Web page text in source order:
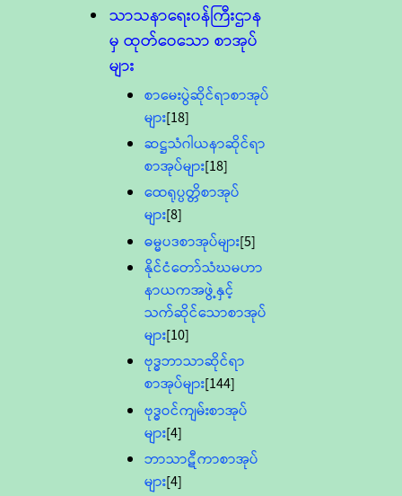
သာသနာရေး၀န်ကြီးဌာန
မှ ထုတ်ဝေသော စာအုပ်
များ
စာမေးပွဲဆိုင်ရာစာအုပ်
များ[18]
ဆဋ္ဌသံဂါယနာဆိုင်ရာ
စာအုပ်များ[18]
ထေရုပ္ပတ္တိစာအုပ်
များ[8]
ဓမ္မပဒစာအုပ်များ[5]
နိုင်ငံတော်သံဃမဟာ
နာယကအဖွဲ့နှင့်
သက်ဆိုင်သောစာအုပ်
များ[10]
ဗုဒ္ဓဘာသာဆိုင်ရာ
စာအုပ်များ[144]
ဗုဒ္ဓဝင်ကျမ်းစာအုပ်
များ[4]
ဘာသာဋီကာစာအုပ်
များ[4]